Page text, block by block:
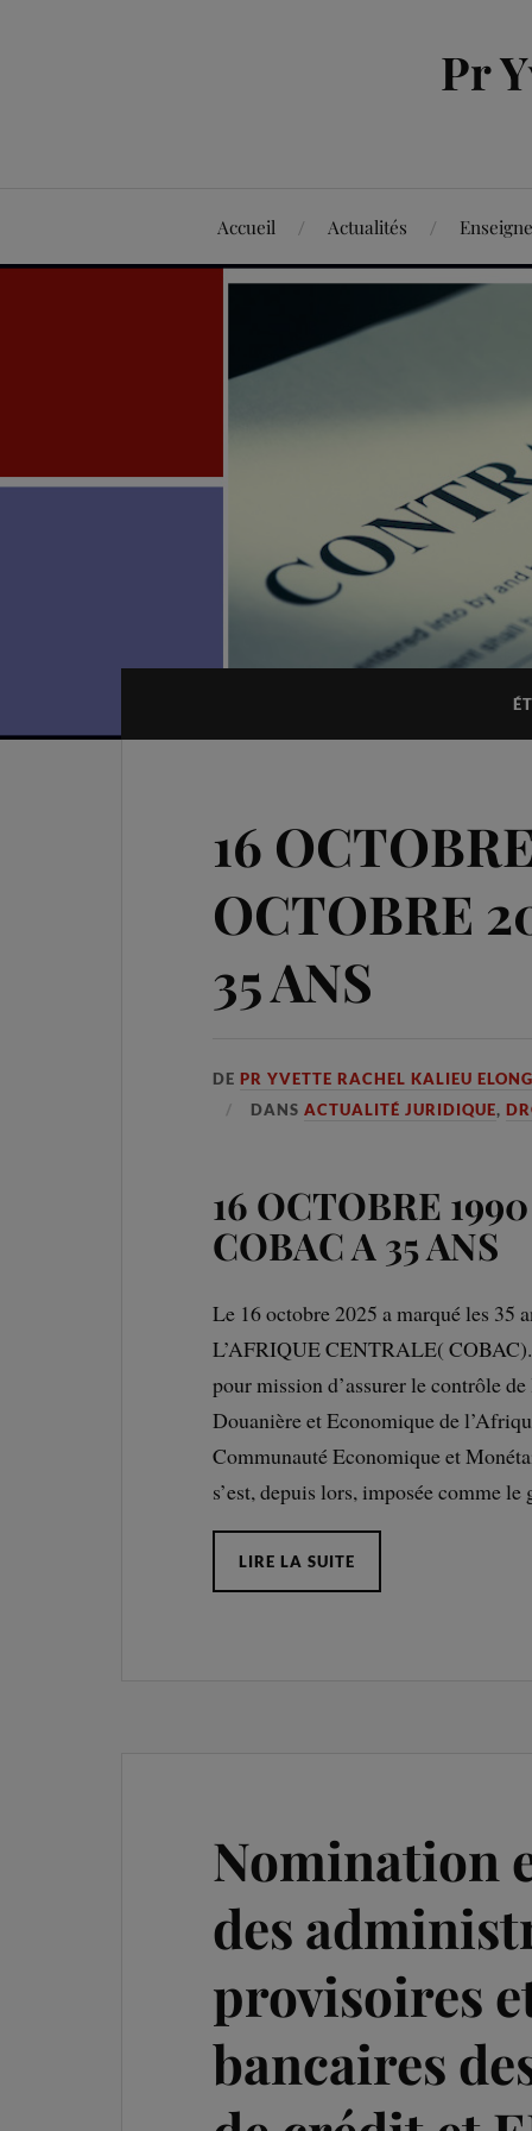
Pr
Accueil Actualités
16
OCTOBRE
35 ANS
DEPR YVETTE RACHEL KALIEU
DANSACTUALITÉ JURIDIQUE,
16 OCTOBRE
COBAC A 35 ANS
Le 16 octobre 2025 a marqué les
L’AFRIQUE CENTRALE(
pour mission d’assurer le contrôle
Douanière et Economique de
Communauté Economique et
s’est, depuis lors, imposée comme
LIRE LA SUITE
Nomination
des
provisoires
bancaires